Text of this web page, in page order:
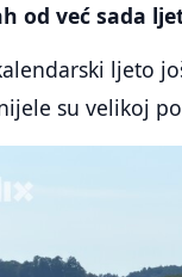
od već sada
ljeto
su velikoj